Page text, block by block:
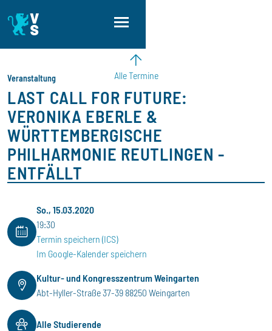
Alle Termine
Veranstaltung
LAST CALL FOR FUTURE:
VERONIKA EBERLE &
WÜRTTEMBERGISCHE
PHILHARMONIE REUTLINGEN -
ENTFÄLLT
So., 15.03.2020
19:30
Termin speichern (ICS)
Im Google-Kalender speichern
Kultur- und Kongresszentrum Weingarten
Abt-Hyller-Straße 37-39 88250 Weingarten
Alle Studierende